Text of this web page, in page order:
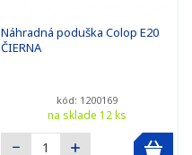
Náhradná poduška Colop E20
ČIERNA
kód: 1200169
na sklade 12 ks